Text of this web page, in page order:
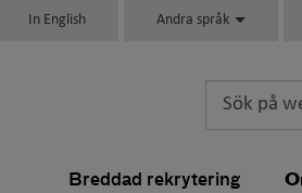
In English Andra språk
Breddad rekrytering